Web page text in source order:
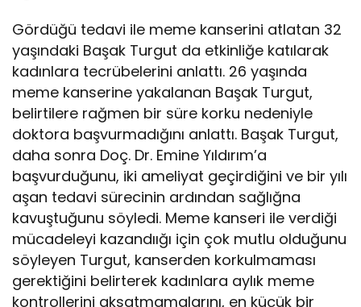
Gördüğü tedavi ile meme kanserini atlatan 32
yaşındaki Başak Turgut da etkinliğe katılarak
kadınlara tecrübelerini anlattı. 26 yaşında
meme kanserine yakalanan Başak Turgut,
belirtilere rağmen bir süre korku nedeniyle
doktora başvurmadığını anlattı. Başak Turgut,
daha sonra Doç. Dr. Emine Yıldırım’a
başvurduğunu, iki ameliyat geçirdiğini ve bir yılı
aşan tedavi sürecinin ardından sağlığna
kavuştuğunu söyledi. Meme kanseri ile verdiği
mücadeleyi kazandıığı için çok mutlu olduğunu
söyleyen Turgut, kanserden korkulmaması
gerektiğini belirterek kadınlara aylık meme
kontrollerini aksatmamalarını, en küçük bir